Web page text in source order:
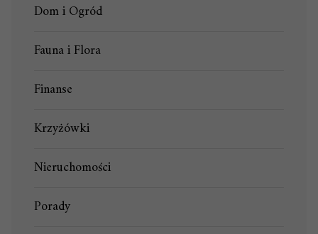
Dom i Ogród
Fauna i Flora
Finanse
Krzyżówki
Nieruchomości
Porady